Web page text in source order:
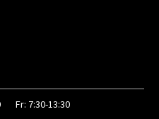
Fr: 7:30-13:30